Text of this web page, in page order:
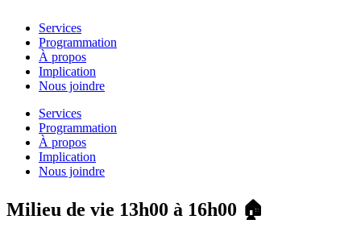
Services
Programmation
À propos
Implication
Nous joindre
Services
Programmation
À propos
Implication
Nous joindre
Milieu de vie 13h00 à 16h00 🏠